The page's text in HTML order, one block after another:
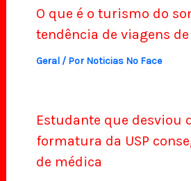
O que é o turismo do
tendência de viagens
Geral/ Por Noticias No Face
Estudante que desviou
formatura da USP
de médica